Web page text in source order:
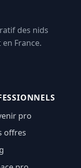
des nids
France.
pro
offres